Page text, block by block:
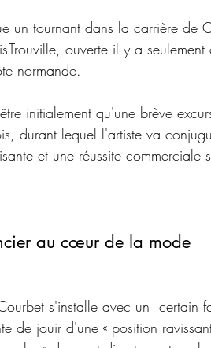
un tournant dans la carrière de
Trouville, ouverte il y a
normande.
initialement qu'une brève
durant lequel l'artiste va
et une réussite commerciale
au cœur de la mode
s'installe avec un  certain
de jouir d'une « position